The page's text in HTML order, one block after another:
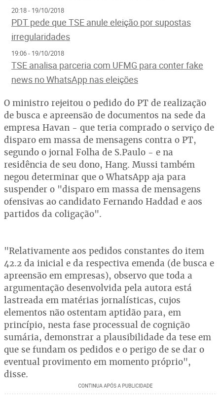
20:18 - 19/10/2018
PDT pede que TSE anule eleição por supostas
irregularidades
19:06 - 19/10/2018
TSE analisa parceria com UFMG para conter fake
news no WhatsApp nas eleições
O ministro rejeitou o pedido do PT de realização
de busca e apreensão de documentos na sede da
empresa Havan - que teria comprado o serviço de
disparo em massa de mensagens contra o PT,
segundo o jornal Folha de S.Paulo - e na
residência de seu dono, Hang. Mussi também
negou determinar que o WhatsApp aja para
suspender o "disparo em massa de mensagens
ofensivas ao candidato Fernando Haddad e aos
partidos da coligação".
"Relativamente aos pedidos constantes do item
42.2 da inicial e da respectiva emenda (de busca e
apreensão em empresas), observo que toda a
argumentação desenvolvida pela autora está
lastreada em matérias jornalísticas, cujos
elementos não ostentam aptidão para, em
princípio, nesta fase processual de cognição
sumária, demonstrar a plausibilidade da tese em
que se fundam os pedidos e o perigo de se dar o
eventual provimento em momento próprio",
disse.